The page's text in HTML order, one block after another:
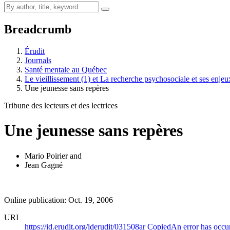
Breadcrumb
Érudit
Journals
Santé mentale au Québec
Le vieillissement (1) et La recherche psychosociale et ses
Une jeunesse sans repères
Tribune des lecteurs et des lectrices
Une jeunesse sans repères
Mario Poirierand
Jean Gagné
Online publication: Oct. 19, 2006
URI
https://id.erudit.org/iderudit/031508arCopiedAn error has